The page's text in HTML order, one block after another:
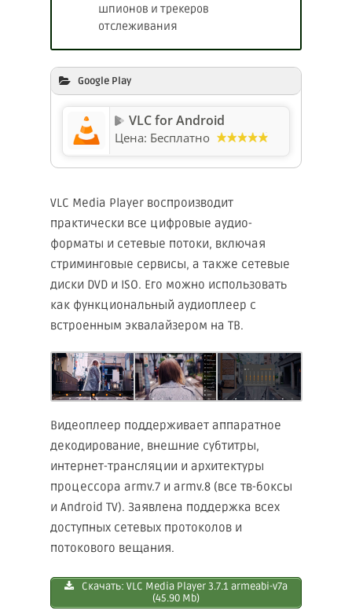
шпионов и трекеров
отслеживания
Google Play
VLC for Android
Цена: Бесплатно
VLC Media Player воспроизводит
практически все цифровые аудио-
форматы и сетевые потоки, включая
стриминговые сервисы, а также сетевые
диски DVD и ISO. Его можно использовать
как функциональный аудиоплеер с
встроенным эквалайзером на ТВ.
Видеоплеер поддерживает аппаратное
декодирование, внешние субтитры,
интернет-трансляции и архитектуры
процессора armv.7 и armv.8 (все тв-боксы
и Android TV). Заявлена поддержка всех
доступных сетевых протоколов и
потокового вещания.
Скачать: VLC Mediа Plаyer 3.7.1 armeabi-v7a
(45.90 Mb)